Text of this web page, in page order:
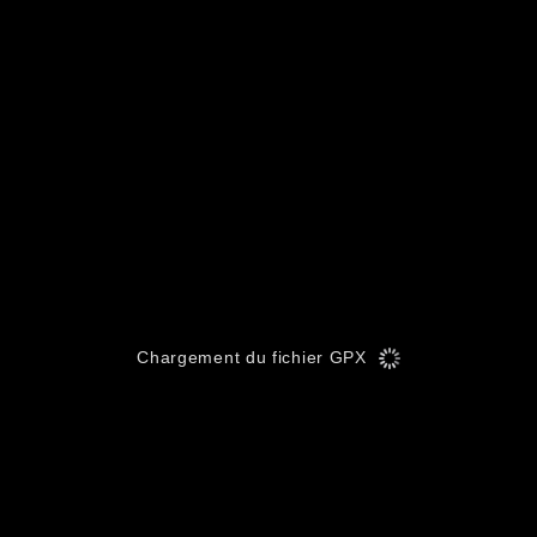
Chargement du fichier GPX